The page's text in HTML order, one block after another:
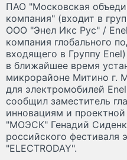
ПАО "Московская
компания" (входит в
ООО "Энел Икс Рус" /
компания глобального
входящего в Группу
в ближайшее время
микрорайоне Митино г.
для электромобилей
сообщил заместитель
инновациям и
"МОЭСК" Генадий
российского фестиваля
"ELECTRODAY".